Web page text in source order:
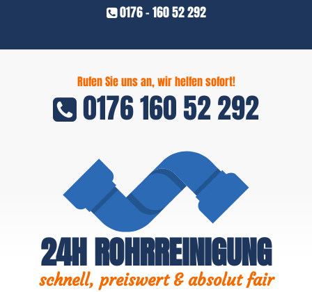
0176 - 160 52 292
Rufen Sie uns an, wir helfen sofort!
0176 160 52 292
24H ROHRREINIGUNG
schnell, preiswert & absolut fair